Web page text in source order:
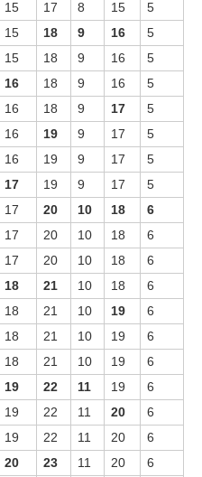
15 17 8 15
5
15 18 9 16
5
15 18 9 16
5
16 18 9 16
5
16 18 9 17
5
16 19 9 17
5
16 19 9 17
5
17 19 9 17
5
17 20 10 18
6
17 20 10 18
6
17 20 10 18
6
18 21 10 18
6
18 21 10 19
6
18 21 10 19
6
18 21 10 19
6
19 22 11 19
6
19 22 11 20
6
19 22 11 20
6
20 23 11 20 6